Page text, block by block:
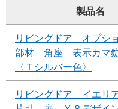
製品名
リビングドア オプシ
部材 角座 表示カマ
〈Ｔシルバー色〉
リビングドア イエリ